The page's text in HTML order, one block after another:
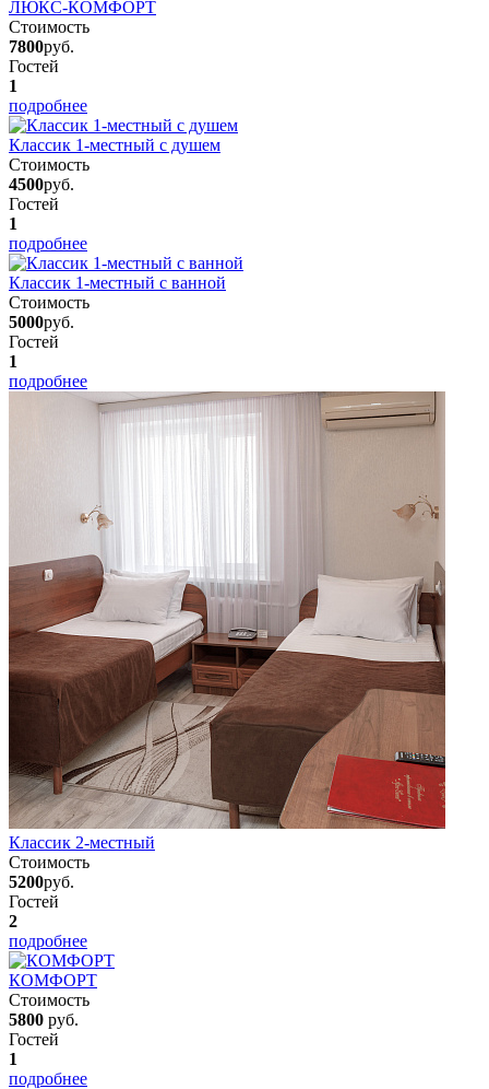
ЛЮКС-КОМФОРТ
Стоимость
7800руб.
Гостей
1
подробнее
Классик 1-местный с душем
Стоимость
4500руб.
Гостей
1
подробнее
Классик 1-местный с ванной
Стоимость
5000руб.
Гостей
1
подробнее
Классик 2-местный
Стоимость
5200руб.
Гостей
2
подробнее
КОМФОРТ
Стоимость
5800 руб.
Гостей
1
подробнее